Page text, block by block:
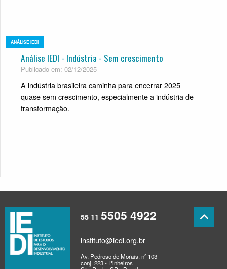
ANÁLISE IEDI
Análise IEDI - Indústria - Sem crescimento
Publicado em: 02/12/2025
A indústria brasileira caminha para encerrar 2025
quase sem crescimento, especialmente a indústria de
transformação.
55 115505 4922
instituto@iedi.org.br
Av. Pedroso de Morais, nº 103
conj. 223 - Pinheiros